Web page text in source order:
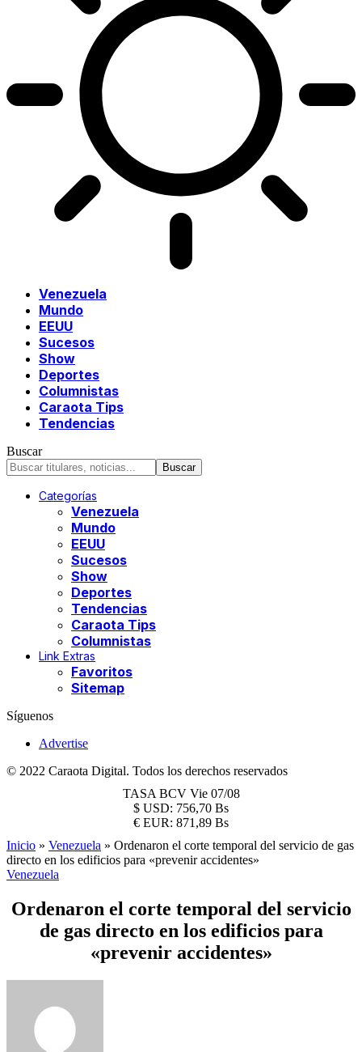
Venezuela
Mundo
EEUU
Sucesos
Show
Deportes
Columnistas
Caraota Tips
Tendencias
Buscar
Categorías
Venezuela
Mundo
EEUU
Sucesos
Show
Deportes
Tendencias
Caraota Tips
Columnistas
Link Extras
Favoritos
Sitemap
Síguenos
Advertise
© 2022 Caraota Digital. Todos los derechos reservados
TASA BCV Vie 07/08
$ USD: 756,70 Bs
€ EUR: 871,89 Bs
Inicio » Venezuela » Ordenaron el corte temporal del servicio de gas
directo en los edificios para «prevenir accidentes»
Venezuela
Ordenaron el corte temporal del servicio
de gas directo en los edificios para
«prevenir accidentes»